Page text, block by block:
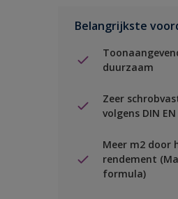
Belangrijkste
duurzaam
Zeer
volgens DIN EN
Meer m2 door
rendement
formula)